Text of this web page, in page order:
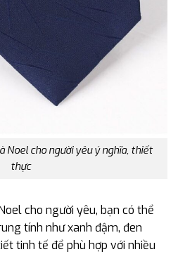
Noel cho người yêu ý nghĩa, thiết
thực
cho người yêu, bạn có thể
tính như xanh đậm, đen
tinh tế để phù hợp với nhiều